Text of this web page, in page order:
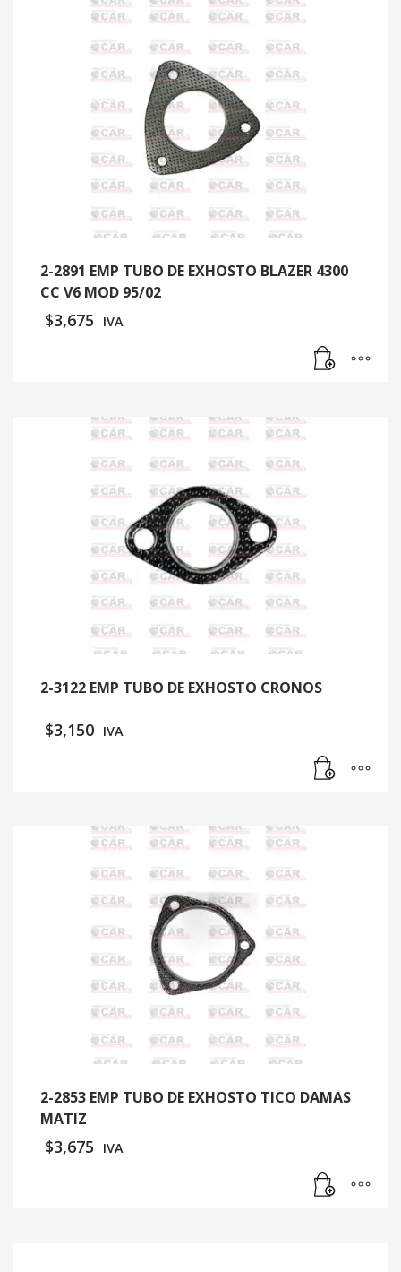
2-2891 EMP TUBO DE EXHOSTO BLAZER 4300
CC V6 MOD 95/02
$3,675 IVA
2-3122 EMP TUBO DE EXHOSTO CRONOS
$3,150 IVA
2-2853 EMP TUBO DE EXHOSTO TICO DAMAS
MATIZ
$3,675 IVA